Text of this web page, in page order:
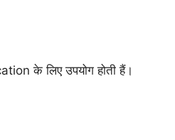
के लिए उपयोग होती हैं।